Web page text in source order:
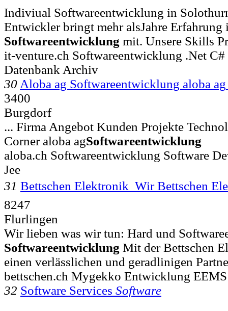
Indiviual Softwareentwicklung in
Entwickler bringt mehr alsJahre Erfahrung
Softwareentwicklung mit. Unsere Skills
it-venture.ch Softwareentwicklung .Net
Datenbank Archiv
30 Aloba ag Softwareentwicklung aloba ag
3400
Burgdorf
... Firma Angebot Kunden Projekte
Corner aloba agSoftwareentwicklung
aloba.ch Softwareentwicklung Software
Jee
31 Bettschen Elektronik  Wir Bettschen
8247
Flurlingen
Wir lieben was wir tun: Hard und
Softwareentwicklung Mit der Bettschen
einen verlässlichen und geradlinigen
bettschen.ch Mygekko Entwicklung
32 Software Services Software